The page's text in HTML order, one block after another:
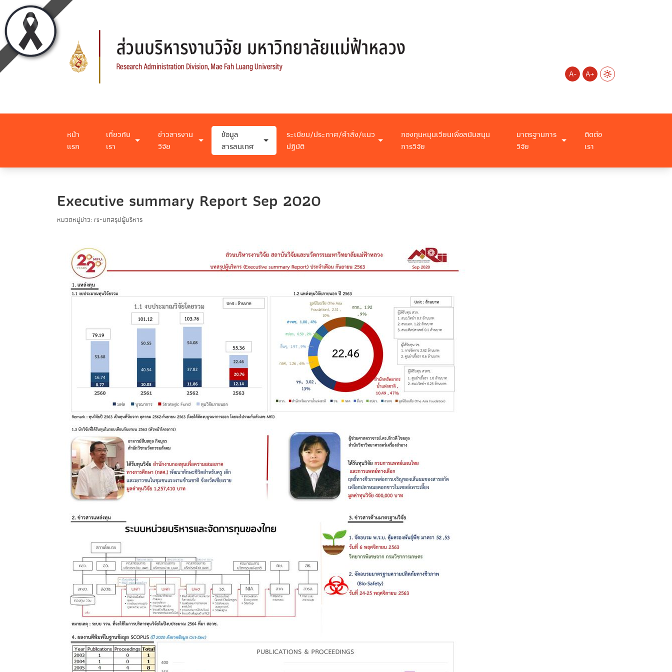
A- A+
หน้า
แรก
เกี่ยวกับ
เรา
ข่าวสารงาน
วิจัย
ข้อมูล
สารสนเทศ
ระเบียบ/ประกาศ/คำสั่ง/แนว
ปฏิบัติ
กองทุนหมุนเวียนเพื่อสนับสนุน
การวิจัย
มาตรฐานการ
วิจัย
ติดต่อ
เรา
Executive summary Report Sep 2020
หมวดหมู่ข่าว: rs-บทสรุปผู้บริหาร